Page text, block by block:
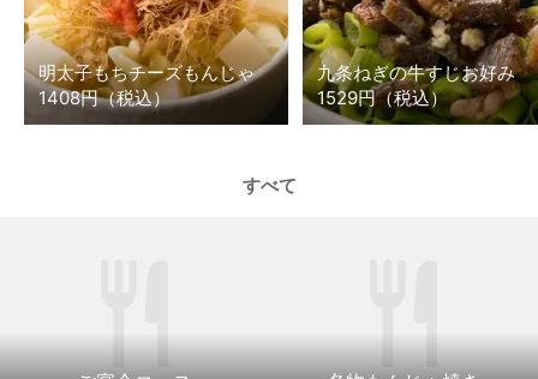
明太子もちチーズもんじゃ
1408円（税込）
九条ねぎの牛すじお好み
1529円（税込）
すべて